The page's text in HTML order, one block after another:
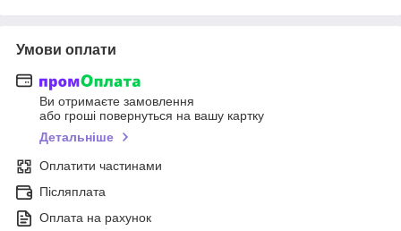
Умови оплати
Ви отримаєте замовлення
або гроші повернуться на вашу картку
Детальніше
Оплатити частинами
Післяплата
Оплата на рахунок